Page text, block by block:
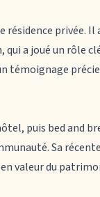
privée. Il
a joué un rôle
témoignage
puis bed and
Sa récente
valeur du